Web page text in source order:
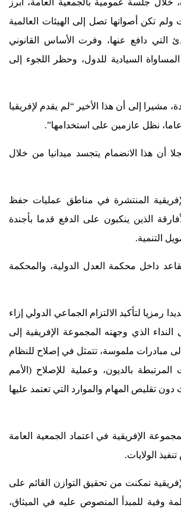
جلسة عمومية بالجمعية العامة، أبرز
تكن أصواتها تصل إلى الهيئات العالمية
التي دافع عنها، وفرت الأساس القانوني
المساواة السيادية للدول، وحظر اللجوء إلى
مشيرا إلى أن هذا الأخير “لم يقدم لإفريقيا
أن هذا الانضمام يتجسد ميدانيا من خلال
المنتشرة في مناطق عمليات حفظ
الذين ينكبون على الدفع قدما بأجندة
داخل محكمة العدل الدولية، والمحكمة
(الأمم المتحدة 80) باعتباره تجديدا رمزيا لتأكيد الالتزام الجماعي الدولي إزاء
الذي وجهته المجموعة الإفريقية إلى
مبادرات ملموسة، تتمثل في إصلاح للنظام
بالديون، وعملية للإصلاح (الأمم
دون تقليص المهام والموارد التي تعتمد عليها
الإفريقية في اعتماد الجمعية العامة
الولايات.
تمكنت من تحقيق التوازن القائم على
وفية للمبدأ المنصوص عليه في الميثاق،